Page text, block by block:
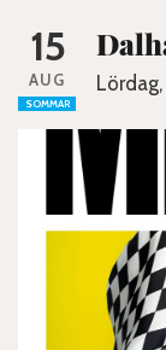
15
AUG
SOMMAR